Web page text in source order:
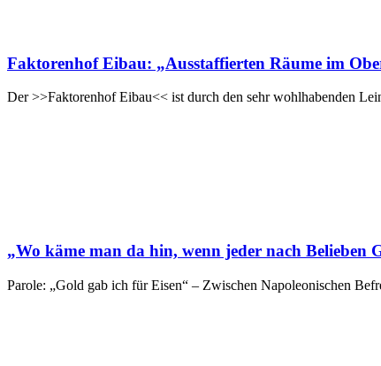
Faktorenhof Eibau: „Ausstaffierten Räume im
Der >>Faktorenhof Eibau<< ist durch den sehr wohlhabenden
„Wo käme man da hin, wenn jeder nach Belieben
Parole: „Gold gab ich für Eisen“ – Zwischen Napoleonischen